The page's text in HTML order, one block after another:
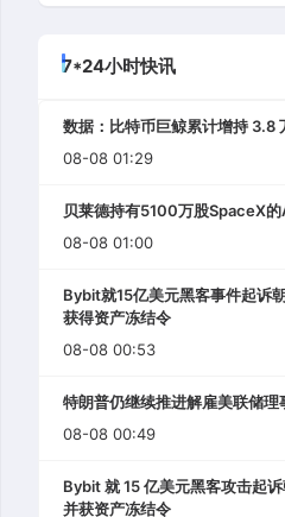
7*24小时快讯
数据：比特币巨鲸累计增持 3.8
08-08 01:29
贝莱德持有5100万股SpaceX
08-08 01:00
Bybit就15亿美元黑客事件起诉
获得资产冻结令
08-08 00:53
特朗普仍继续推进解雇美联储理
08-08 00:49
Bybit 就 15 亿美元黑客攻击起
并获资产冻结令